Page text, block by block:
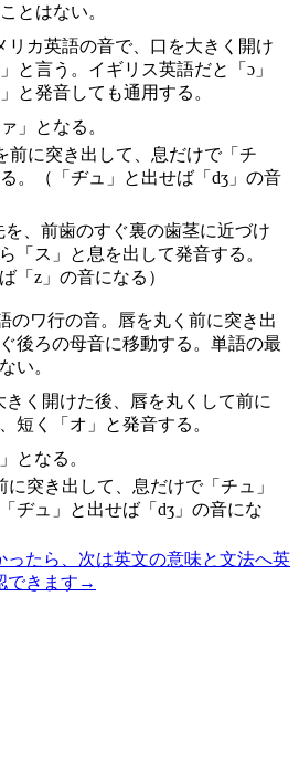
とはない。
リカ英語の音で、口を大きく開け
と言う。イギリス英語だと「ɔ」
と発音しても通用する。
」となる。
前に突き出して、息だけで「チ
。（「ヂュ」と出せば「dʒ」の音
を、前歯のすぐ裏の歯茎に近づけ
「ス」と息を出して発音する。
「z」の音になる）
のワ行の音。唇を丸く前に突き出
後ろの母音に移動する。単語の最
い。
きく開けた後、唇を丸くして前に
短く「オ」と発音する。
となる。
に突き出して、息だけで「チュ」
ヂュ」と出せば「dʒ」の音にな
ったら、次は英文の意味と文法へ英
できます →